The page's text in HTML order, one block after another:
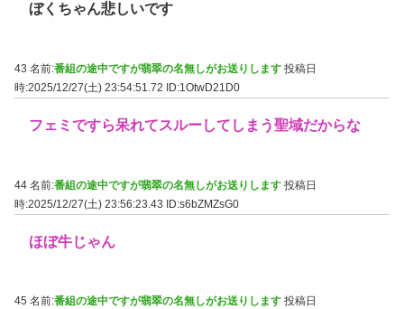
ぼくちゃん悲しいです
43 名前:番組の途中ですが翡翠の名無しがお送りします 投稿日
時:2025/12/27(土) 23:54:51.72
ID:1OtwD21D0
フェミですら呆れてスルーしてしまう聖域だからな
44 名前:番組の途中ですが翡翠の名無しがお送りします 投稿日
時:2025/12/27(土) 23:56:23.43 ID:s6bZMZsG0
ほぼ牛じゃん
45 名前:番組の途中ですが翡翠の名無しがお送りします 投稿日